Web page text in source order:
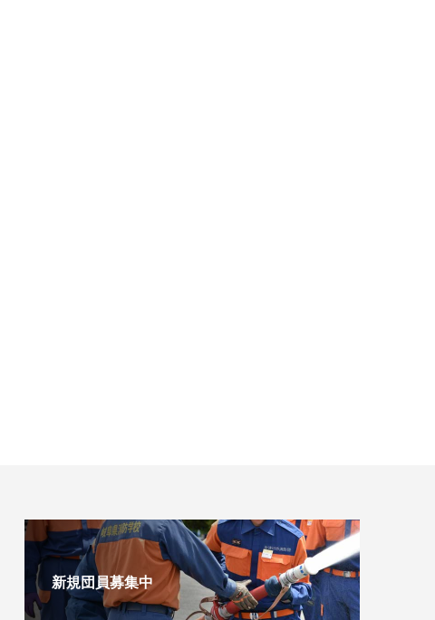
新規団員募集中